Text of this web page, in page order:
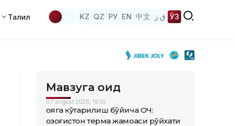
Таҳлил KZ QZ РУ EN 中文 ق ز ЎЗ
Мавзуга оид
07 avgust 2026, 19:10
Қояга кўтарилиш бўйича ОЧ:
Қозоғистон терма жамоаси рўйхати